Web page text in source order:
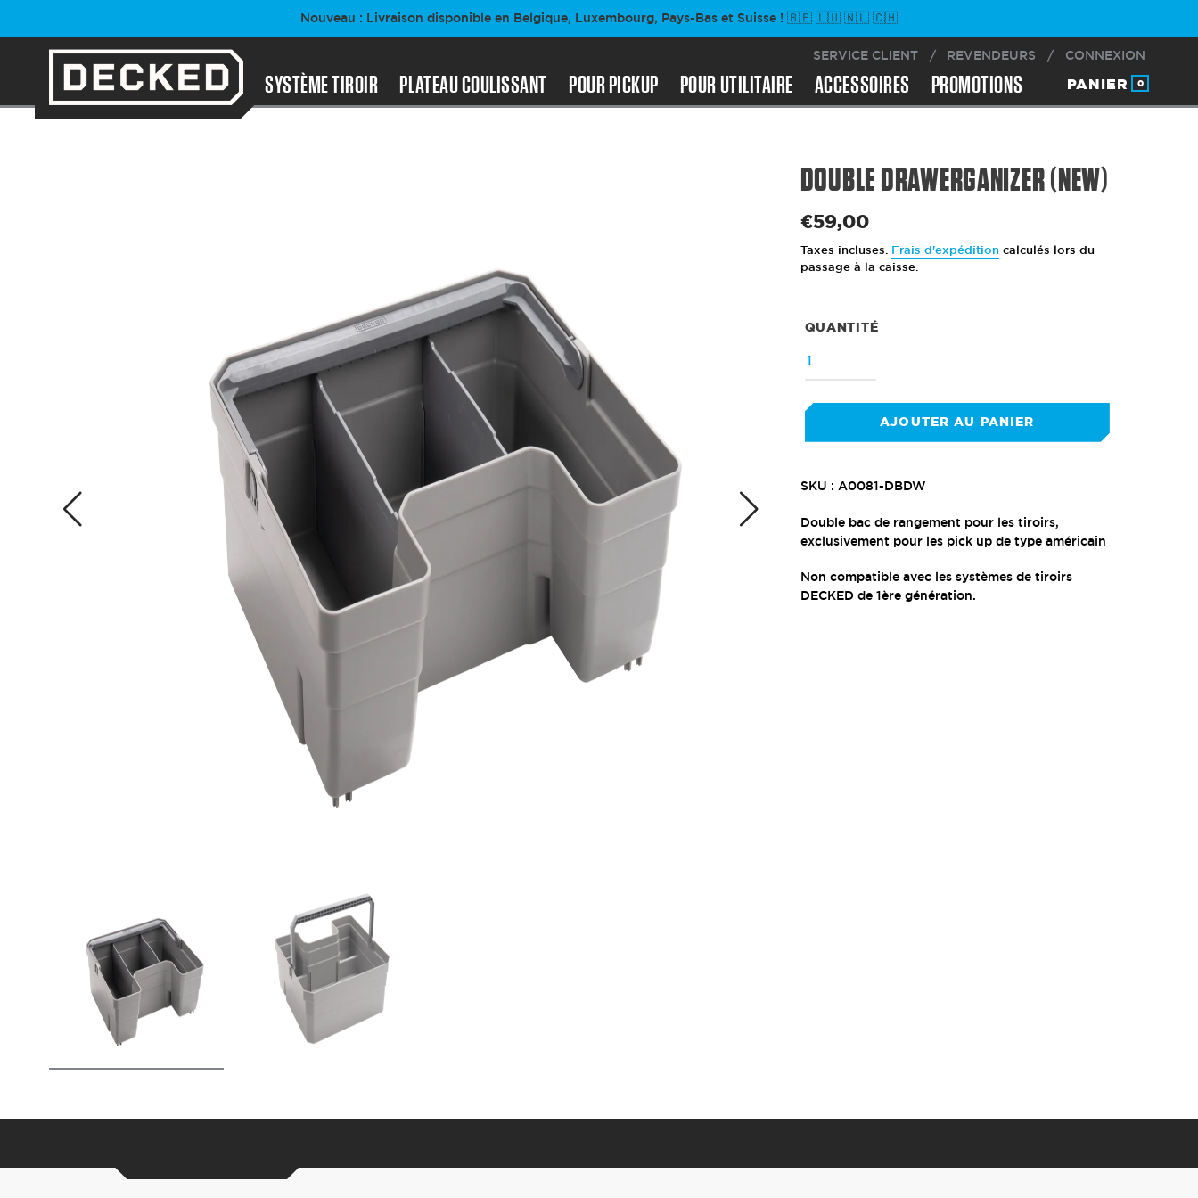
contenu
Nouveau : Livraison disponible en Belgique, Luxembourg, Pays-Bas et Suisse ! 🇧🇪 🇱🇺 🇳🇱 🇨🇭
SERVICE CLIENT / REVENDEURS / CONNEXION
SYSTÈME TIROIR PLATEAU COULISSANT POUR PICKUP POUR UTILITAIRE ACCESSOIRES PROMOTIONS PANIER 0
DOUBLE DRAWERGANIZER (NEW)
Prix
normal
€59,00
Taxes incluses. Frais d'expéditioncalculés lors du
passage à la caisse.
QUANTITÉ
AJOUTER AU PANIER
d'un
à
votre
SKU : A0081-DBDW
Double bac de rangement pour les tiroirs,
exclusivement pour les pick up de type américain
Non compatible avec les systèmes de tiroirs
DECKED de 1ère génération.